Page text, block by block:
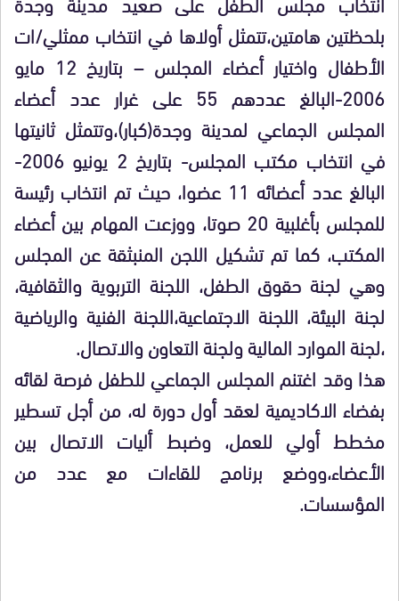
بلحظتين هامتين،تتمثل أولاها في انتخاب ممثلي/ات
الأطفال واختيار أعضاء المجلس – بتاريخ 12 مايو
2006-البالغ عددهم 55 على غرار عدد أعضاء
المجلس الجماعي لمدينة وجدة(كبار)،وتتمثل ثانيتها
في انتخاب مكتب المجلس- بتاريخ 2 يونيو 2006-
البالغ عدد أعضائه 11 عضوا، حيث تم انتخاب رئيسة
للمجلس بأغلبية 20 صوتا، ووزعت المهام بين أعضاء
المكتب، كما تم تشكيل اللجن المنبثقة عن المجلس
وهي لجنة حقوق الطفل، اللجنة التربوية والثقافية،
لجنة البيئة، اللجنة الاجتماعية،اللجنة الفنية والرياضية
،لجنة الموارد المالية ولجنة التعاون والاتصال.
هذا وقد اغتنم المجلس الجماعي للطفل فرصة لقائه
بفضاء الاكاديمية لعقد أول دورة له، من أجل تسطير
مخطط أولي للعمل، وضبط أليات الاتصال بين
الأعضاء،ووضع برنامج للقاءات مع عدد من
المؤسسات.